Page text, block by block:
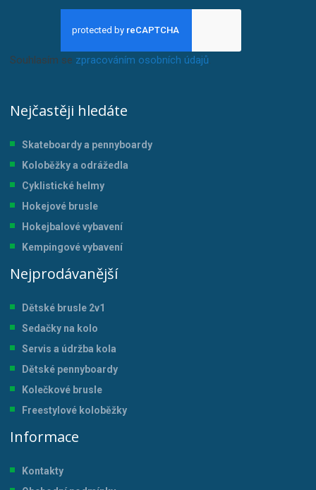
Souhlasím se zpracováním osobních údajů
Nejčastěji hledáte
Skateboardy a pennyboardy
Koloběžky a odrážedla
Cyklistické helmy
Hokejové brusle
Hokejbalové vybavení
Kempingové vybavení
Nejprodávanější
Dětské brusle 2v1
Sedačky na kolo
Servis a údržba kola
Dětské pennyboardy
Kolečkové brusle
Freestylové koloběžky
Informace
Kontakty